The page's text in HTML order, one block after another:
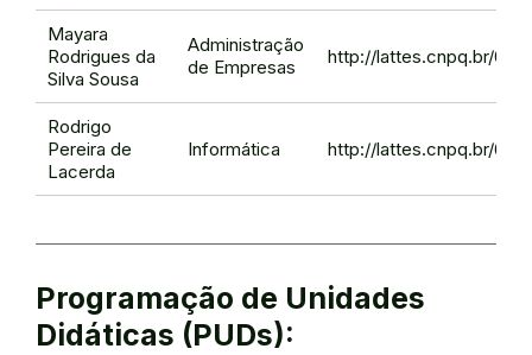
Mayara
Rodrigues da
Silva Sousa
Administração
de Empresas
http://lattes.cnpq.br/
Rodrigo
Pereira de
Lacerda
Informática http://lattes.cnpq.br/
Programação de Unidades
Didáticas (PUDs):